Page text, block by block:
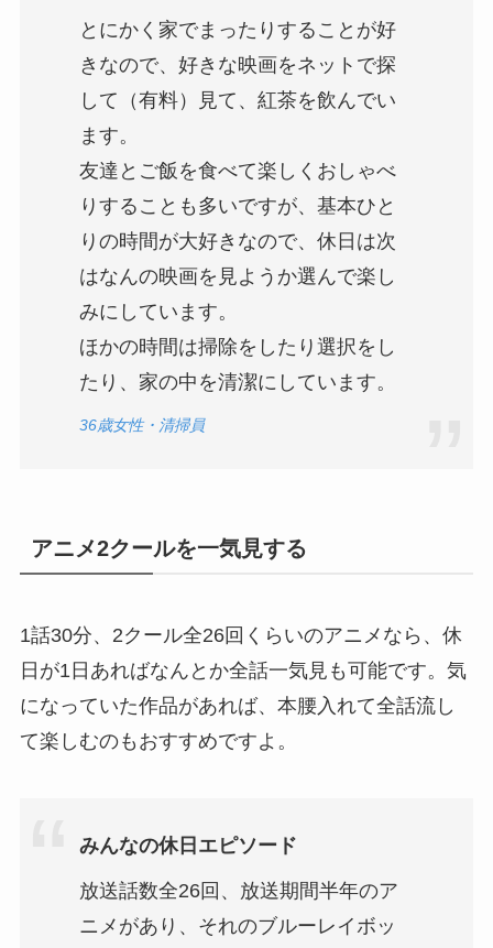
とにかく家でまったりすることが好
きなので、好きな映画をネットで探
して（有料）見て、紅茶を飲んでい
ます。
友達とご飯を食べて楽しくおしゃべ
りすることも多いですが、基本ひと
りの時間が大好きなので、休日は次
はなんの映画を見ようか選んで楽し
みにしています。
ほかの時間は掃除をしたり選択をし
たり、家の中を清潔にしています。
36歳女性・清掃員
アニメ2クールを一気見する
1話30分、2クール全26回くらいのアニメなら、休
日が1日あればなんとか全話一気見も可能です。気
になっていた作品があれば、本腰入れて全話流し
て楽しむのもおすすめですよ。
みんなの休日エピソード
放送話数全26回、放送期間半年のア
ニメがあり、それのブルーレイボッ